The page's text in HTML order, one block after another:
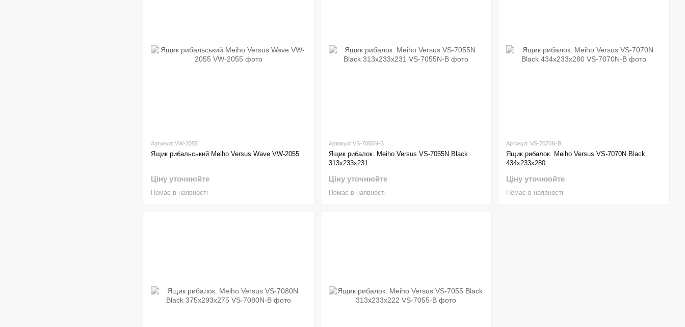
Артикул: VW-2055
Ящик рибальський Meiho Versus Wave VW-2055
Ціну уточнюйте
Немає в наявності
Артикул: VS-7055N-B
Ящик рибалок. Meiho Versus VS-7055N Black
313x233x231
Ціну уточнюйте
Немає в наявності
Артикул: VS-7070N-B
Ящик рибалок. Meiho Versus VS-7070N Black
434x233x280
Ціну уточнюйте
Немає в наявності